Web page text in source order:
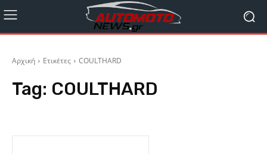
Αρχική Ετικέτες COULTHARD
Tag: COULTHARD